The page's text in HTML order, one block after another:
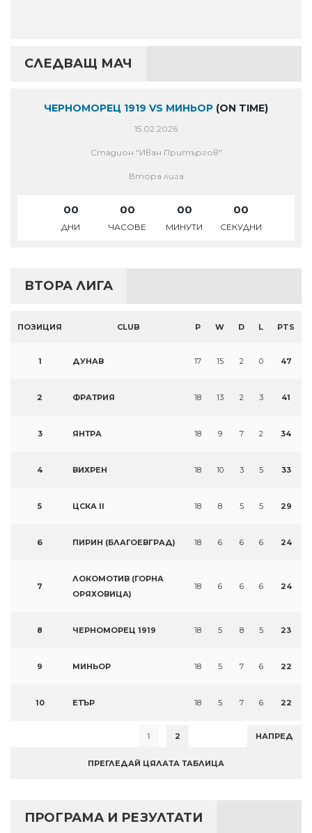
СЛЕДВАЩ МАЧ
ЧЕРНОМОРЕЦ 1919 VS МИНЬОР (ON TIME)
15.02.2026
Стадион "Иван Притъргов"
Втора лига
00
ДНИ
00
ЧАСОВЕ
00
МИНУТИ
00
СЕКУДНИ
ВТОРА ЛИГА
ПОЗИЦИЯ CLUB P W D L PTS
1 ДУНАВ 17 15 2 0 47
2 ФРАТРИЯ 18 13 2 3 41
3 ЯНТРА 18 9 7 2 34
4 ВИХРЕН 18 10 3 5 33
5 ЦСКА II 18 8 5 5 29
6 ПИРИН (БЛАГОЕВГРАД) 18 6 6 6 24
7
ЛОКОМОТИВ (ГОРНА
ОРЯХОВИЦА)
18 6 6 6 24
8 ЧЕРНОМОРЕЦ 1919 18 5 8 5 23
9 МИНЬОР 18 5 7 6 22
10 ЕТЪР 18 5 7 6 22
1 2 НАПРЕД
ПРЕГЛЕДАЙ ЦЯЛАТА ТАБЛИЦА
ПРОГРАМА И РЕЗУЛТАТИ